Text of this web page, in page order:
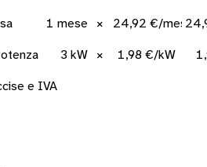
1 mese × 24,92 €/mese
3 kW × 1,98 €/kW
e IVA